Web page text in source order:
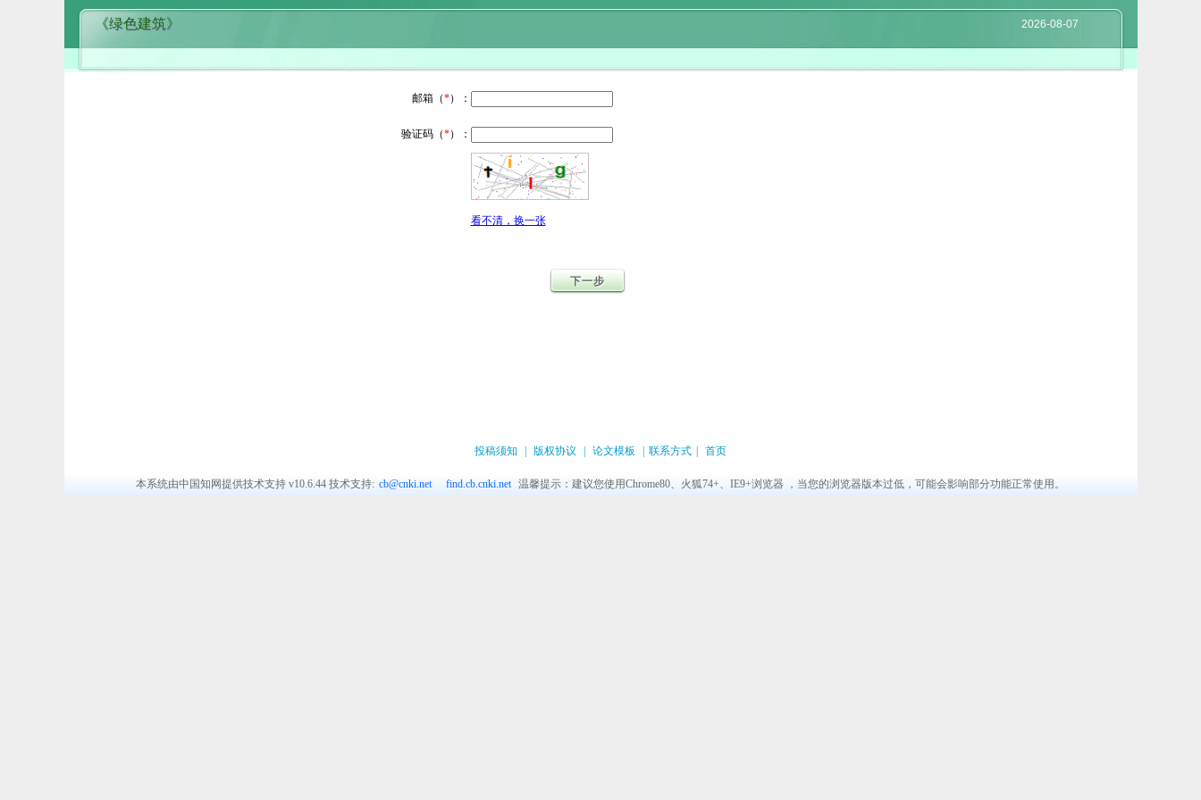
《绿色建筑》 2026-08-07
邮箱（*）：
验证码（*）：
看不清，换一张
投稿须知 版权协议 论文模板 联系方式 首页
本系统由中国知网提供技术支持 v10.6.44 技术支持: cb@cnki.net find.cb.cnki.net 温馨提示：建议您使用Chrome80、火狐74+、IE9+浏览器 ，当您的浏览器版本过低，可能会影响部分功能正常使用。